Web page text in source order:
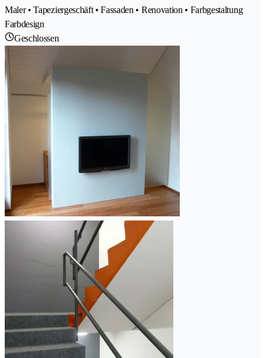
Maler • Tapeziergeschäft • Fassaden • Renovation • Farbgestaltung
Farbdesign
Geschlossen